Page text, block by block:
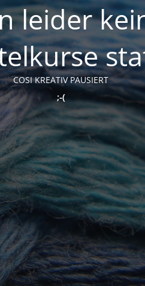
leider
COSI KREATIV PAUSIERT
;-(